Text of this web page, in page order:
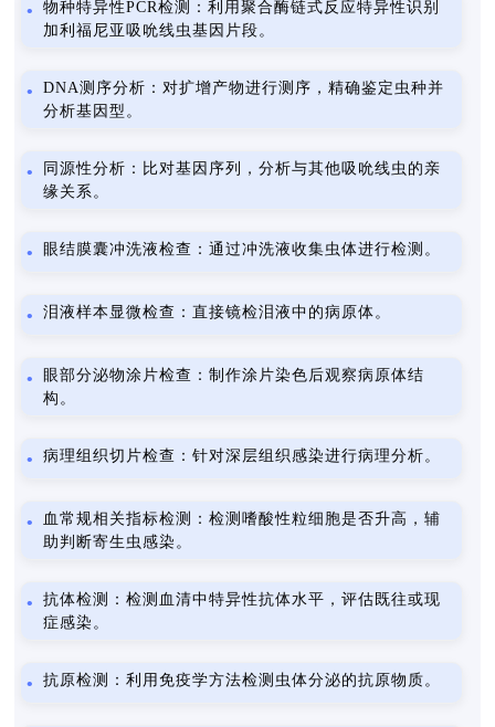
物种特异性PCR检测：利用聚合酶链式反应特异性识别
加利福尼亚吸吮线虫基因片段。
DNA测序分析：对扩增产物进行测序，精确鉴定虫种并
分析基因型。
同源性分析：比对基因序列，分析与其他吸吮线虫的亲
缘关系。
眼结膜囊冲洗液检查：通过冲洗液收集虫体进行检测。
泪液样本显微检查：直接镜检泪液中的病原体。
眼部分泌物涂片检查：制作涂片染色后观察病原体结
构。
病理组织切片检查：针对深层组织感染进行病理分析。
血常规相关指标检测：检测嗜酸性粒细胞是否升高，辅
助判断寄生虫感染。
抗体检测：检测血清中特异性抗体水平，评估既往或现
症感染。
抗原检测：利用免疫学方法检测虫体分泌的抗原物质。